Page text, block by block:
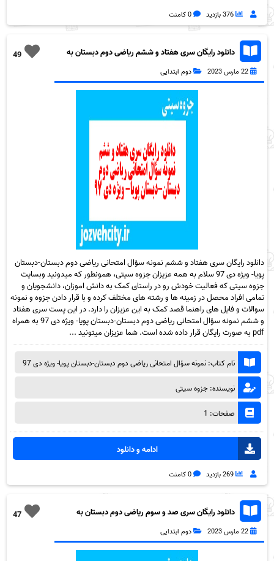
376 بازدید 0 کامنت
49
دانلود رایگان سری هفتاد و ششم ریاضی دوم دبستان به
22 مارس 2023 دوم ابتدایی
دانلود رایگان سری هفتاد و ششم نمونه سؤال امتحانی ریاضی دوم دبستان-دبستان
پویا- ویژه دی 97 سلام به همه عزیزان جزوه سیتی، همونطور که میدونید وبسایت
جزوه سیتی که فعالیت خودش رو در راستای کمک به دانش اموزان، دانشجویان و
تمامی افراد محصل در زمینه ها و رشته های مختلف کرده و با قرار دادن جزوه و نمونه
سوالات و فایل های راهنما قصد کمک به این عزیزان را دارد. در این پست سری هفتاد
و ششم نمونه سؤال امتحانی ریاضی دوم دبستان-دبستان پویا- ویژه دی 97 به همراه
pdf به صورت رایگان قرار داده شده است. شما عزیزان میتونید ...
نام کتاب: نمونه سؤال امتحانی ریاضی دوم دبستان-دبستان پویا- ویژه دی 97
نویسنده: جزوه سیتی
صفحات: 1
ادامه و دانلود
269 بازدید 0 کامنت
47
دانلود رایگان سری صد و سوم ریاضی دوم دبستان به
22 مارس 2023 دوم ابتدایی